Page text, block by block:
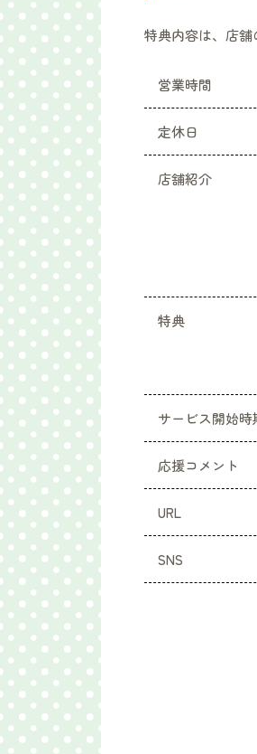
特典内容は、店舗
営業時間
定休日
店舗紹介
特典
サービス開始時
応援コメント
URL
SNS